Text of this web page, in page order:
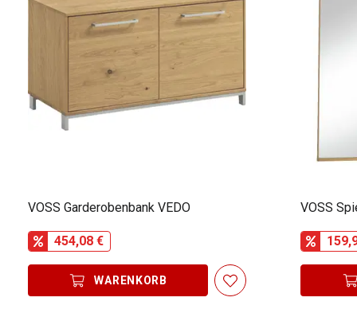
VOSS Garderobenbank VEDO
454,08 €
WARENKORB
VOSS